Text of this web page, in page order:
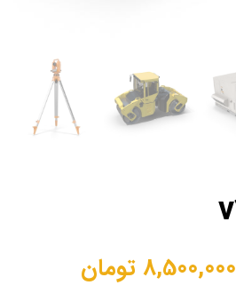
8,500,000تومان